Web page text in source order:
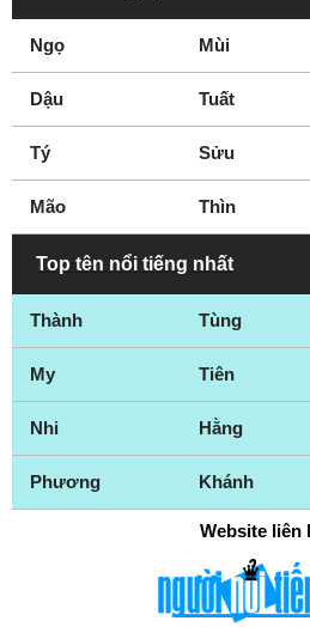
Ngọ Mùi
Dậu Tuất
Tý Sửu
Mão Thìn
Top tên nổi tiếng nhất
Thành Tùng
My Tiên
Nhi Hằng
Phương Khánh
Website liên